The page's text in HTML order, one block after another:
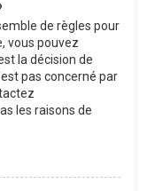
de règles pour
vous pouvez
la décision de
pas concerné par
les raisons de